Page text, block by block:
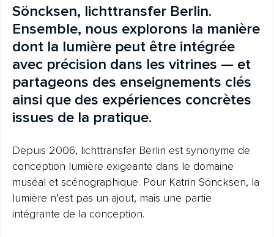
Söncksen, lichttransfer Berlin.
Ensemble, nous explorons la manière
dont la lumière peut être intégrée
avec précision dans les vitrines — et
partageons des enseignements clés
ainsi que des expériences concrètes
issues de la pratique.
Depuis 2006, lichttransfer Berlin est synonyme de
conception lumière exigeante dans le domaine
muséal et scénographique. Pour Katrin Söncksen, la
lumière n’est pas un ajout, mais une partie
intégrante de la conception.